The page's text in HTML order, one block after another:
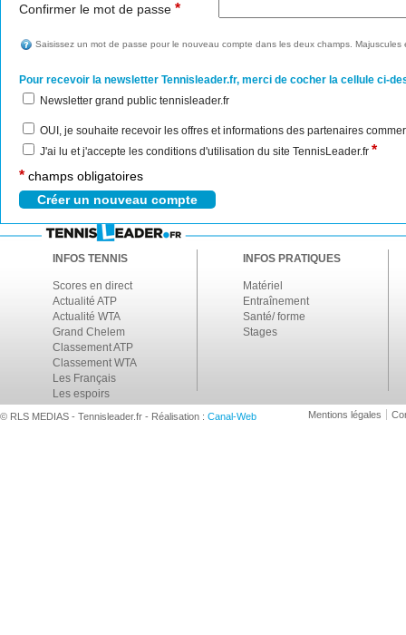
Confirmer le mot de passe *
Saisissez un mot de passe pour le nouveau compte dans les deux champs. Majuscules
Pour recevoir la newsletter Tennisleader.fr, merci de cocher la cellule ci-
Newsletter grand public tennisleader.fr
OUI, je souhaite recevoir les offres et informations des partenaires
J'ai lu et j'accepte les conditions d'utilisation du site TennisLeader.fr *
* champs obligatoires
INFOS TENNIS
Scores en direct
Actualité ATP
Actualité WTA
Grand Chelem
Classement ATP
Classement WTA
Les Français
Les espoirs
INFOS PRATIQUES
Matériel
Entraînement
Santé/ forme
Stages
© RLS MEDIAS - Tennisleader.fr - Réalisation : Canal-Web Mentions légales